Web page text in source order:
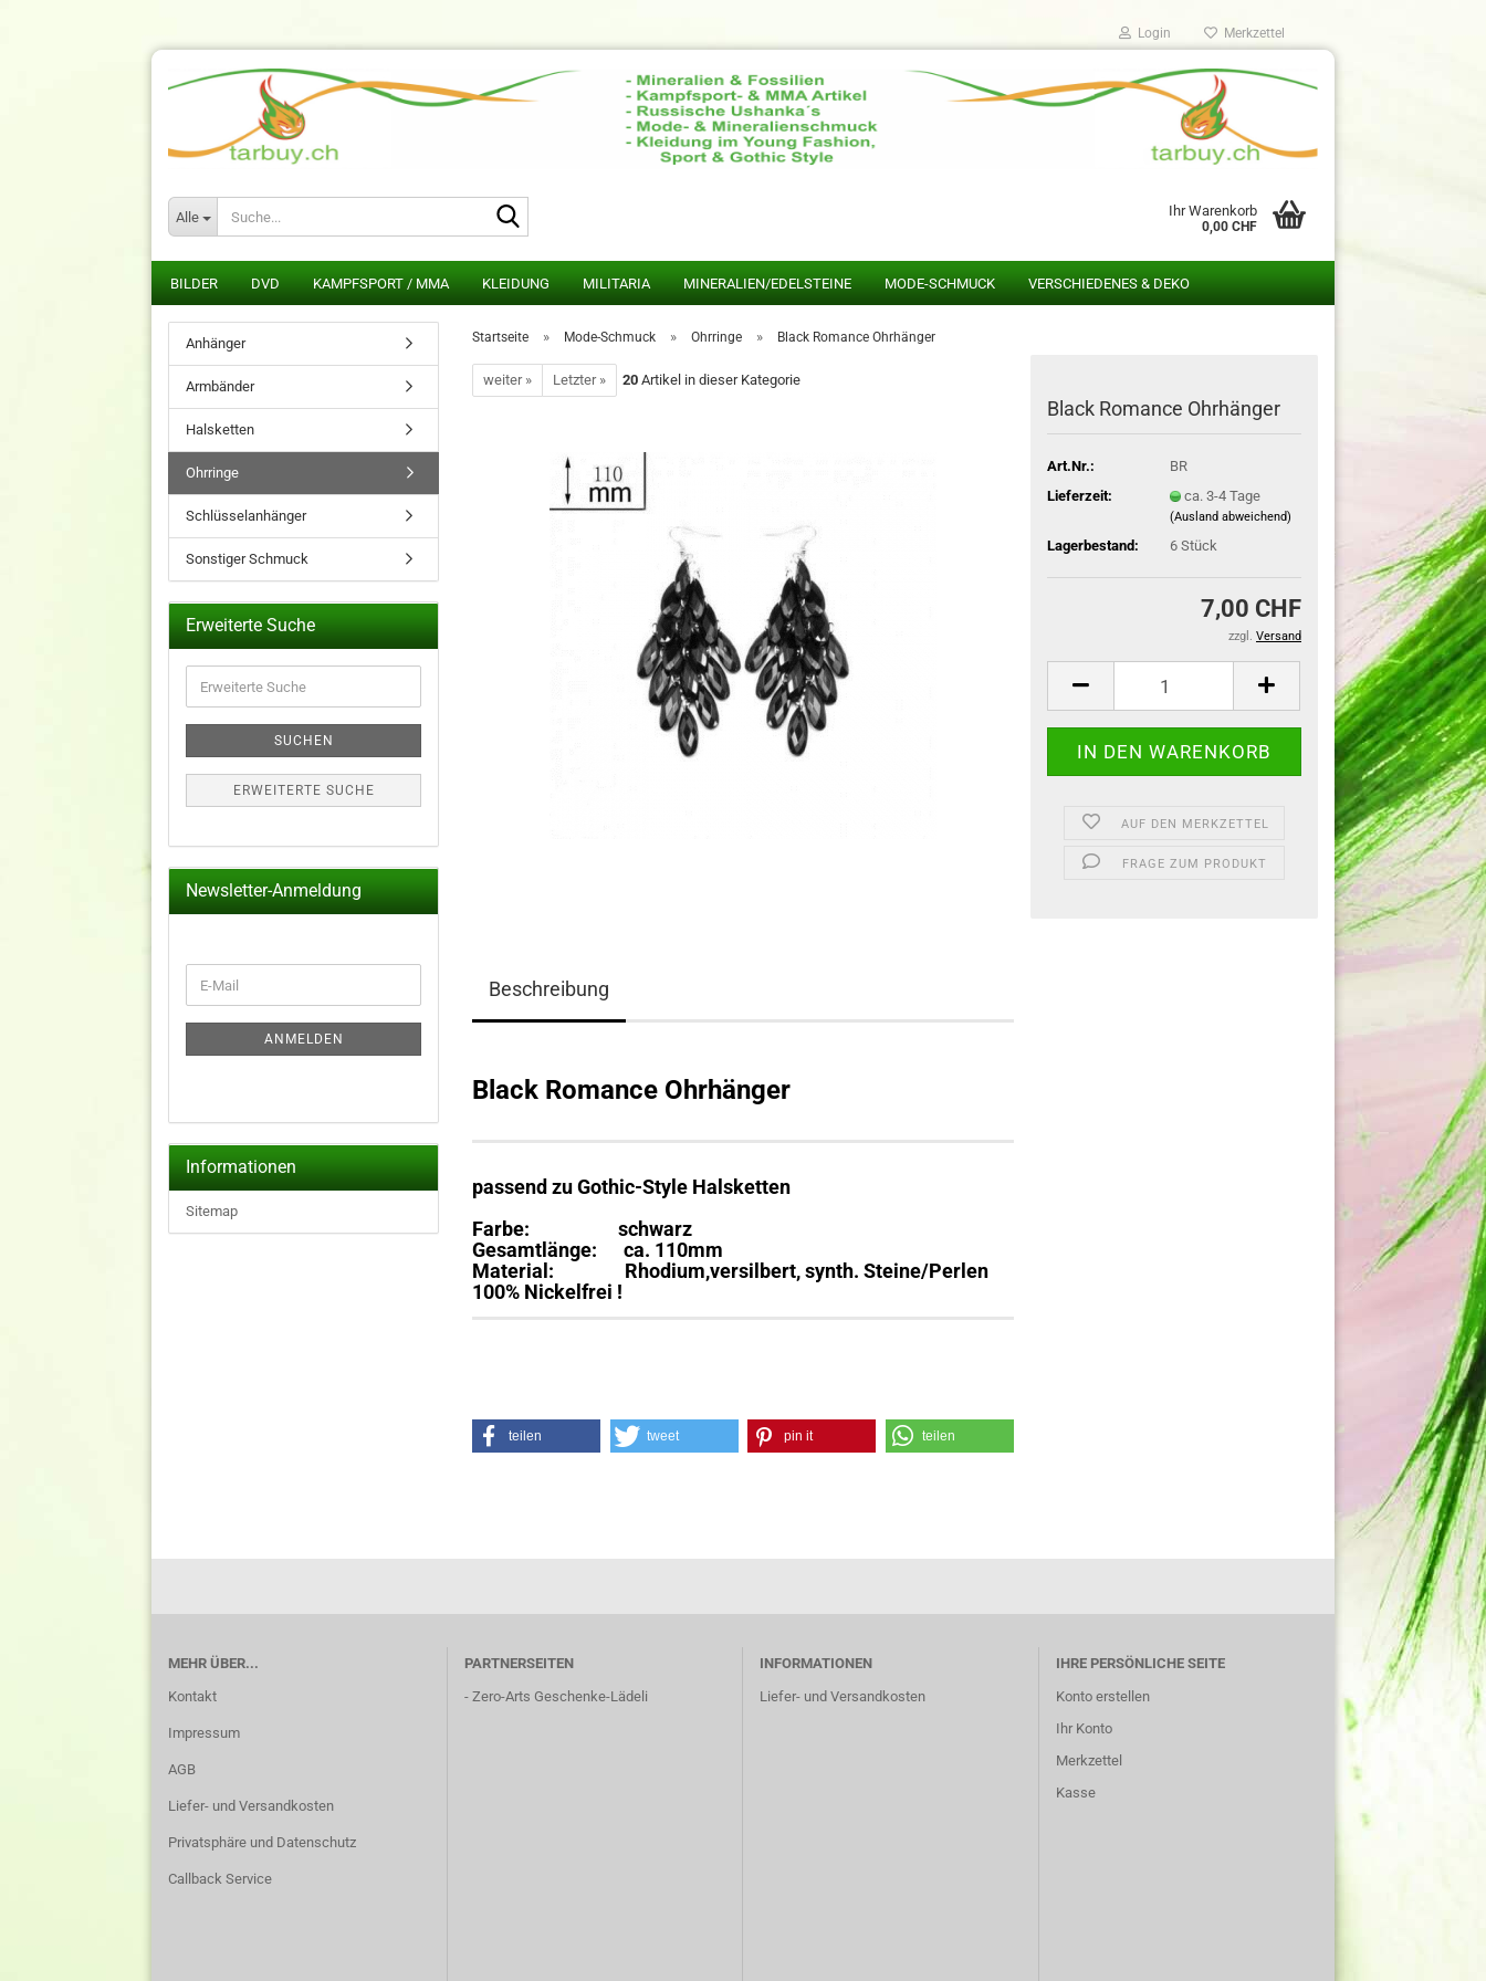
Login Merkzettel
Alle Ihr Warenkorb
0,00 CHF
BILDER DVD KAMPFSPORT / MMA KLEIDUNG MILITARIA MINERALIEN/EDELSTEINE MODE-SCHMUCK VERSCHIEDENES & DEKO
Startseite » Mode-Schmuck » Ohrringe » Black Romance Ohrhänger
weiter » Letzter » 20 Artikel in dieser Kategorie
Black Romance Ohrhänger
Art.Nr.:
BR
Lieferzeit:
ca. 3-4 Tage
(Ausland abweichend)
Lagerbestand: 6 Stück
7,00 CHF
zzgl. Versand
AUF DEN MERKZETTEL
FRAGE ZUM PRODUKT
Beschreibung
Black Romance Ohrhänger
passend zu Gothic-Style Halsketten
Farbe: schwarz
Gesamtlänge: ca. 110mm
Material: Rhodium,versilbert, synth. Steine/Perlen
100% Nickelfrei !
teilen tweet pin it teilen
Anhänger
Armbänder
Halsketten
Ohrringe
Schlüsselanhänger
Sonstiger Schmuck
Erweiterte Suche
Suche
SUCHEN
ERWEITERTE SUCHE
Newsletter-Anmeldung
ZUR
ANMELDUNG
E-
Mail
ANMELDEN
Informationen
Sitemap
MEHR ÜBER...
Kontakt
Impressum
AGB
Liefer- und Versandkosten
Privatsphäre und Datenschutz
Callback Service
PARTNERSEITEN
- Zero-Arts Geschenke-Lädeli
INFORMATIONEN
Liefer- und Versandkosten
IHRE PERSÖNLICHE SEITE
Konto erstellen
Ihr Konto
Merkzettel
Kasse